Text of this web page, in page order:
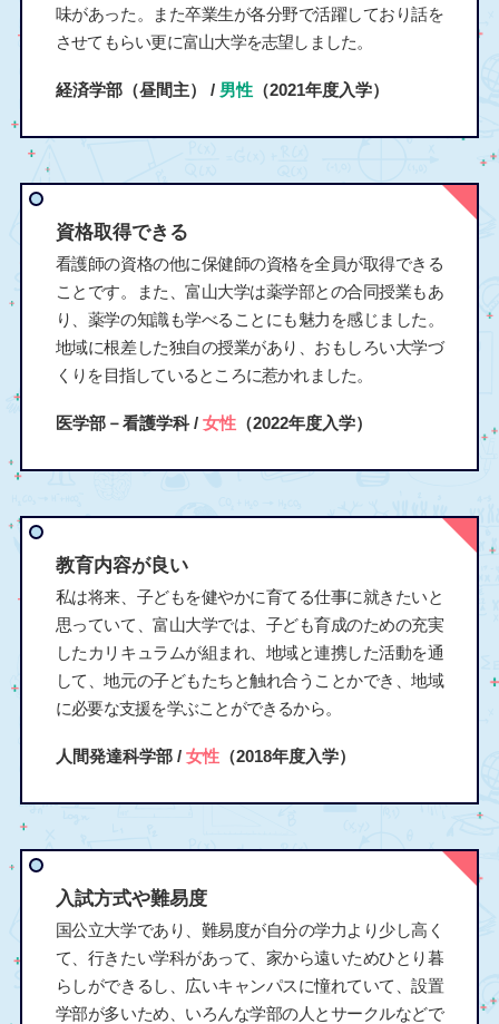
味があった。また卒業生が各分野で活躍しており話を
させてもらい更に富山大学を志望しました。
経済学部（昼間主） / 男性（2021年度入学）
資格取得できる
看護師の資格の他に保健師の資格を全員が取得できる
ことです。また、富山大学は薬学部との合同授業もあ
り、薬学の知識も学べることにも魅力を感じました。
地域に根差した独自の授業があり、おもしろい大学づ
くりを目指しているところに惹かれました。
医学部－看護学科 / 女性（2022年度入学）
教育内容が良い
私は将来、子どもを健やかに育てる仕事に就きたいと
思っていて、富山大学では、子ども育成のための充実
したカリキュラムが組まれ、地域と連携した活動を通
して、地元の子どもたちと触れ合うことかでき、地域
に必要な支援を学ぶことができるから。
人間発達科学部 / 女性（2018年度入学）
入試方式や難易度
国公立大学であり、難易度が自分の学力より少し高く
て、行きたい学科があって、家から遠いためひとり暮
らしができるし、広いキャンパスに憧れていて、設置
学部が多いため、いろんな学部の人とサークルなどで